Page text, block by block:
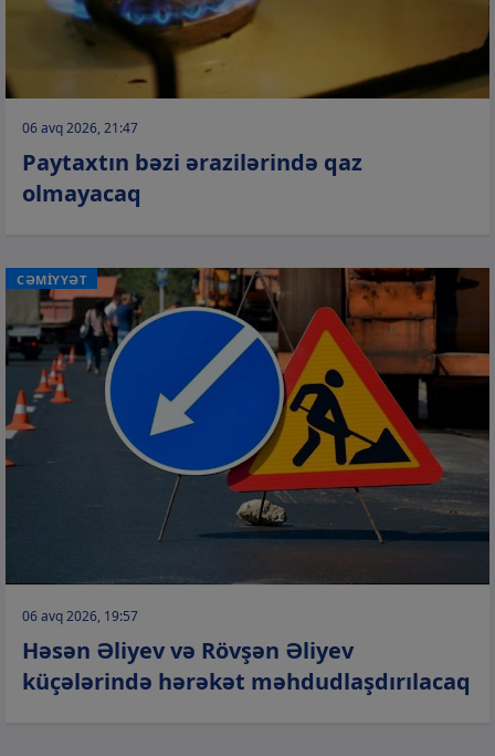
06 avq 2026, 21:47
Paytaxtın bəzi ərazilərində qaz
olmayacaq
CƏMİYYƏT
06 avq 2026, 19:57
Həsən Əliyev və Rövşən Əliyev
küçələrində hərəkət məhdudlaşdırılacaq